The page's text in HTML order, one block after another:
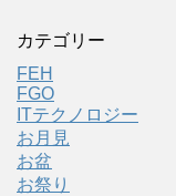
カテゴリー
FEH
FGO
ITテクノロジー
お月見
お盆
お祭り